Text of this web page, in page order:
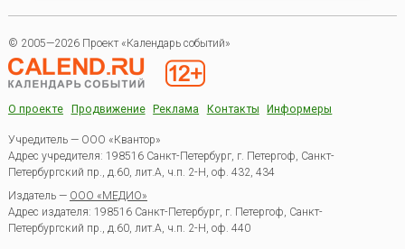
© 2005—2026 Проект «Календарь событий»
О проекте Продвижение Реклама Контакты Информеры
Учредитель — ООО «Квантор»
Адрес учредителя: 198516 Санкт-Петербург, г. Петергоф, Санкт-
Петербургский пр., д.60, лит.А, ч.п. 2-Н, оф. 432, 434
Издатель — ООО «МЕДИО»
Адрес издателя: 198516 Санкт-Петербург, г. Петергоф, Санкт-
Петербургский пр., д.60, лит.А, ч.п. 2-Н, оф. 440